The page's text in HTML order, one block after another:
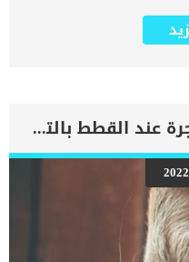
رغم انه اخر الحلول التي يلجأ
السلبي على حياة الكلاب إلا
حالة إصابتها بورم حميد ولكن
الطبي تعقيم الكلاب لضمان
تحتاج هذه العملية الى عيادة
افضل عيادة وطبيب بيطرى.
بالتفاصيل تحتاج هذه العملية
يجب عمل تحاليل الدم والبول
على إيجابية التحاليل يتم
البيطرى صيام قطتك فى الليلة
على محتويات المعدة. […]
عملية الربط الخلفى للحنجرة عند القطط بالتفاصيل